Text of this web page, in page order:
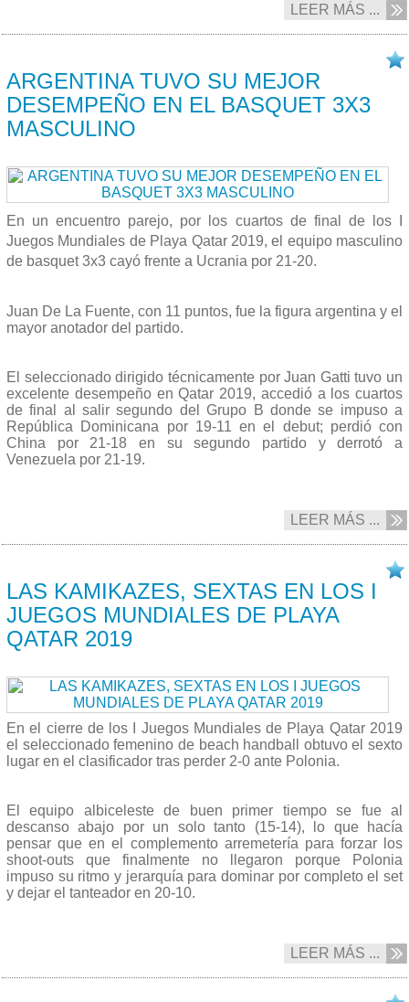
LEER MÁS ...
ARGENTINA TUVO SU MEJOR
DESEMPEÑO EN EL BASQUET 3X3
MASCULINO
En un encuentro parejo, por los cuartos de final de los I
Juegos Mundiales de Playa Qatar 2019, el equipo masculino
de basquet 3x3 cayó frente a Ucrania por 21-20.
Juan De La Fuente, con 11 puntos, fue la figura argentina y el
mayor anotador del partido.
El seleccionado dirigido técnicamente por Juan Gatti tuvo un
excelente desempeño en Qatar 2019, accedió a los cuartos
de final al salir segundo del Grupo B donde se impuso a
República Dominicana por 19-11 en el debut; perdió con
China por 21-18 en su segundo partido y derrotó a
Venezuela por 21-19.
LEER MÁS ...
LAS KAMIKAZES, SEXTAS EN LOS I
JUEGOS MUNDIALES DE PLAYA
QATAR 2019
En el cierre de los I Juegos Mundiales de Playa Qatar 2019
el seleccionado femenino de beach handball obtuvo el sexto
lugar en el clasificador tras perder 2-0 ante Polonia.
El equipo albiceleste de buen primer tiempo se fue al
descanso abajo por un solo tanto (15-14), lo que hacía
pensar que en el complemento arremetería para forzar los
shoot-outs que finalmente no llegaron porque Polonia
impuso su ritmo y jerarquía para dominar por completo el set
y dejar el tanteador en 20-10.
LEER MÁS ...